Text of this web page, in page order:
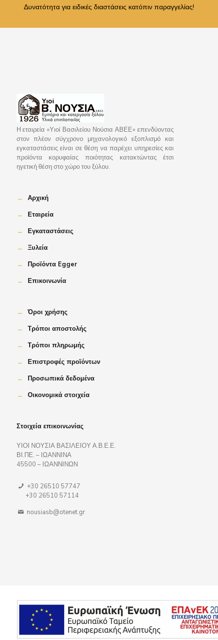
Δυνατότητα για ειδικές διαστάσεις κατόπιν παραγγελίας!
Η εταιρεία «Υιοί Βασιλείου Νούσια ΑΒΕΕ» επενδύοντας
στον πλέον σύγχρονο μηχανολογικό εξοπλισμό και
εγκαταστάσεις είναι σε θέση να παρέχει υπηρεσίες και
προϊόντα κορυφαίας ποιότητας κατακτώντας έτσι
ηγετική θέση στο χώρο του ξύλου.
→
Αρχική
→
Εταιρεία
→
Εγκαταστάσεις
→
Ξυλεία
→
Προϊόντα Egger
→
Επικοινωνία
→
Όροι χρήσης
→
Τρόποι αποστολής
→
Τρόποι πληρωμής
→
Επιστροφές προϊόντων
→
Προσωπικά δεδομένα
→
Οικονομικά στοιχεία
Στοιχεία επικοινωνίας
ΥΙΟΙ ΝΟΥΣΙΑ ΒΑΣΙΛΕΙΟΥ Α.Β.Ε.Ε.
ΒΙ.ΠΕ. – ΙΩΑΝΝΙΝΑ
45500 – ΙΩΑΝΝΙΝΩΝ
+30 26510 57747
+30 26510 57114
nousiasb@otenet.gr